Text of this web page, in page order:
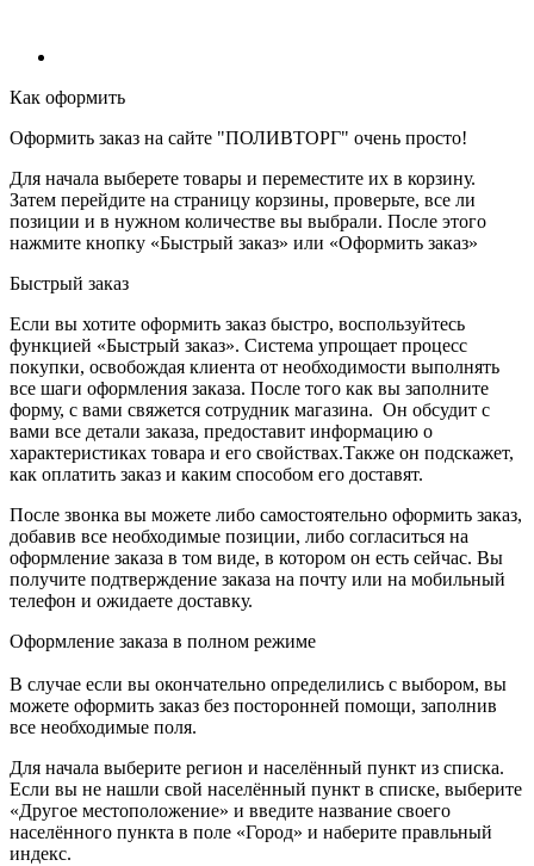
Как оформить
Оформить заказ на сайте "ПОЛИВТОРГ" очень просто!
Для начала выберете товары и переместите их в корзину.
Затем перейдите на страницу корзины, проверьте, все ли
позиции и в нужном количестве вы выбрали. После этого
нажмите кнопку «Быстрый заказ» или «Оформить заказ»
Быстрый заказ
Если вы хотите оформить заказ быстро, воспользуйтесь
функцией «Быстрый заказ». Система упрощает процесс
покупки, освобождая клиента от необходимости выполнять
все шаги оформления заказа. После того как вы заполните
форму, с вами свяжется сотрудник магазина. Он обсудит с
вами все детали заказа, предоставит информацию о
характеристиках товара и его свойствах.Также он подскажет,
как оплатить заказ и каким способом его доставят.
После звонка вы можете либо самостоятельно оформить заказ,
добавив все необходимые позиции, либо согласиться на
оформление заказа в том виде, в котором он есть сейчас. Вы
получите подтверждение заказа на почту или на мобильный
телефон и ожидаете доставку.
Оформление заказа в полном режиме
В случае если вы окончательно определились с выбором, вы
можете оформить заказ без посторонней помощи, заполнив
все необходимые поля.
Для начала выберите регион и населённый пункт из списка.
Если вы не нашли свой населённый пункт в списке, выберите
«Другое местоположение» и введите название своего
населённого пункта в поле «Город» и наберите правльный
индекс.